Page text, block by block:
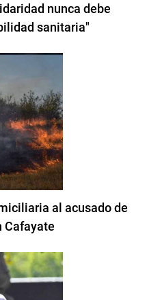
nunca debe
sanitaria"
al acusado de
Cafayate